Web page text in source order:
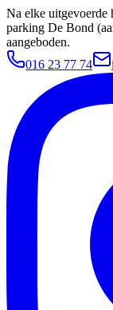
Na elke uitgevoerde
parking De Bond
aangeboden.
016 23 77 74